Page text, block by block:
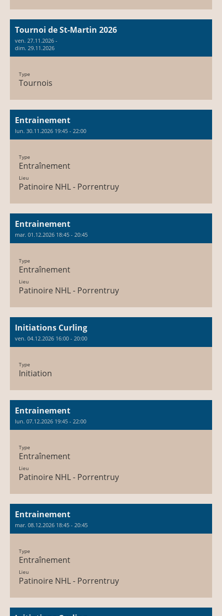
Tournoi de St-Martin 2026
ven. 27.11.2026 -
dim. 29.11.2026
Type
Tournois
Entrainement
lun. 30.11.2026 19:45 - 22:00
Type
Entraînement
Lieu
Patinoire NHL - Porrentruy
Entrainement
mar. 01.12.2026 18:45 - 20:45
Type
Entraînement
Lieu
Patinoire NHL - Porrentruy
Initiations Curling
ven. 04.12.2026 16:00 - 20:00
Type
Initiation
Entrainement
lun. 07.12.2026 19:45 - 22:00
Type
Entraînement
Lieu
Patinoire NHL - Porrentruy
Entrainement
mar. 08.12.2026 18:45 - 20:45
Type
Entraînement
Lieu
Patinoire NHL - Porrentruy